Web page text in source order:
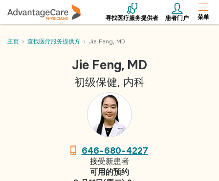
寻找医疗服务提供者 患者门户 菜单
主页 查找医疗服务提供方 Jie Feng, MD
Jie Feng, MD
初级保健, 内科
646-680-4227
接受新患者
可用的预约